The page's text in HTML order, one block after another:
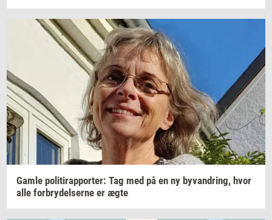
Gamle po­li­tirap­por­ter: Tag med på en ny byvan­dring, hvor
alle for­bry­del­ser­ne er ægte